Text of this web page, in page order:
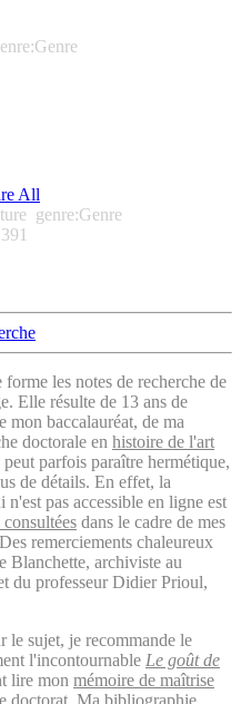
All
genre:Genre
les notes de recherche de
Elle résulte de 13 ans de
mon baccalauréat, de ma
doctorale en histoire de l'art
parfois paraître hermétique,
de détails. En effet, la
pas accessible en ligne est
dans le cadre de mes
remerciements chaleureux
Blanchette, archiviste au
du professeur Didier Prioul,
le sujet, je recommande le
l'incontournable Le goût de
lire mon mémoire de maîtrise
doctorat . Ma bibliographie